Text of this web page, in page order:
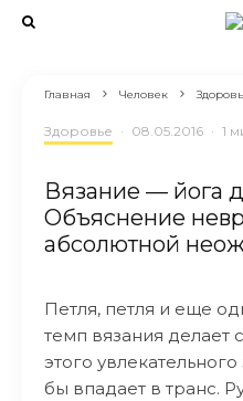
Главная Человек
Здоровье · 08.05.2016 · 1
Вязание — йога
Объяснение
абсолютной
Петля, петля и еще
темп вязания делает
этого
бы впадает в транс.